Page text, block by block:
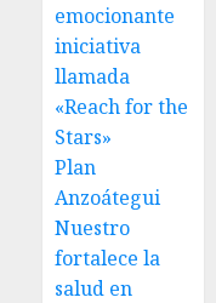
emocionante
iniciativa
llamada
«Reach for the
Stars»
Plan
Anzoátegui
Nuestro
fortalece la
salud en